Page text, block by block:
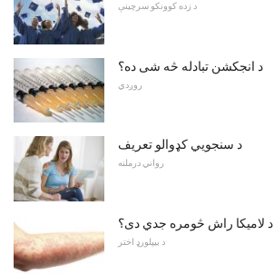
د زده کوونکو سرچینې
د انجکشن تبادله څه شی ده؟
روږدي
د سنجویي کډوالو تعریف
رواني درملنه
د لامیکا راش څومره جدي دی؟
د بیپلورډ اختر